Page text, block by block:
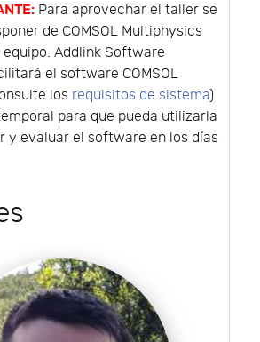
Para aprovechar el taller se
de COMSOL Multiphysics
Addlink Software
el software COMSOL
los requisitos de sistema)
para que pueda utilizarla
y evaluar el software en los días